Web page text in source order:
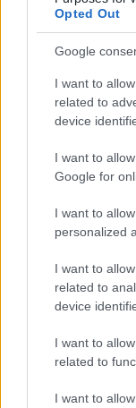
Opted Out
Google
I want to
related to
device
I want to
Google for
I want to
personalized
I want to
related to
device
I want to
related to
I want to
HÍRLEVÉL